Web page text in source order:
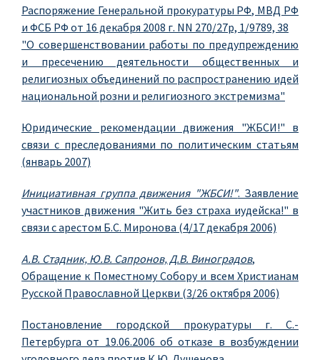
Распоряжение Генеральной прокуратуры РФ, МВД РФ
и ФСБ РФ от 16 декабря 2008 г. NN 270/27р, 1/9789, 38
"О совершенствовании работы по предупреждению
и пресечению деятельности общественных и
религиозных объединений по распространению идей
национальной розни и религиозного экстремизма"
Юридические рекомендации движения "ЖБСИ!" в
связи с преследованиями по политическим статьям
(январь 2007)
Инициативная группа движения "ЖБСИ!". Заявление
участников движения "Жить без страха иудейска!" в
связи с арестом Б.С. Миронова (4/17 декабря 2006)
А.В. Стадник, Ю.В. Сапронов, Д.В. Виноградов,
Обращение к Поместному Собору и всем Христианам
Русской Православной Церкви (3/26 октября 2006)
Постановление городской прокуратуры г. С.-
Петербурга от 19.06.2006 об отказе в возбуждении